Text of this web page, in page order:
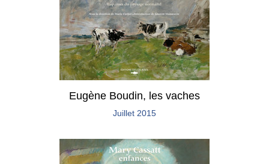
Eugène Boudin, les vaches
Juillet 2015